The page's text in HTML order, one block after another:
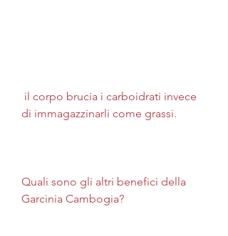
di immagazzinarli come grassi.
Quali sono gli altri benefici della
Garcinia Cambogia?